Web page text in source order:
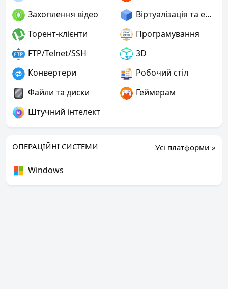
Захоплення відео
Віртуалізація та емуляція
Торент-клієнти
Програмування
FTP/Telnet/SSH
3D
Конвертери
Робочий стіл
Файли та диски
Геймерам
Штучний інтелект
Усі платформи »
ОПЕРАЦІЙНІ СИСТЕМИ
Windows